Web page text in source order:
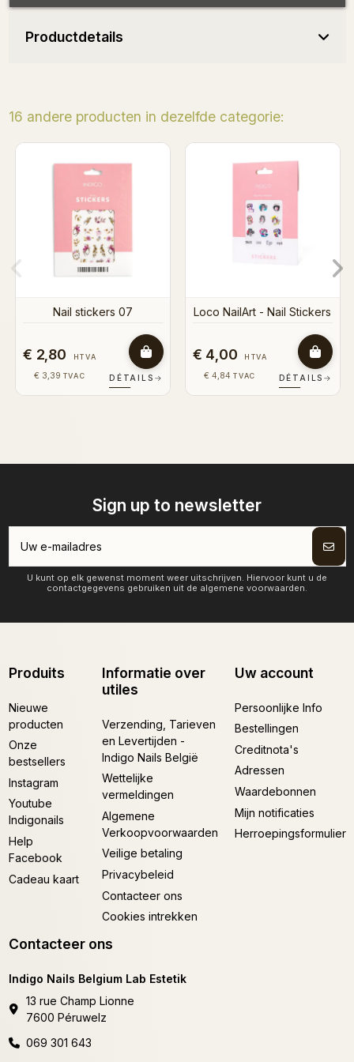
Productdetails
16 andere producten in dezelfde categorie:
Loco NailArt - Nail Stickers
€ 4,00 HTVA
€ 4,84 TVAC DÉTAILS →
Love 02 - Nail Stickers
€ 4,00 HTVA
€ 4,84 TVAC DÉTAILS →
Sign up to newsletter
U kunt op elk gewenst moment weer uitschrijven. Hiervoor kunt u de
contactgegevens gebruiken uit de algemene voorwaarden.
Produits
Nieuwe
producten
Onze
bestsellers
Instagram
Youtube
Indigonails
Help
Facebook
Cadeau kaart
Informatie over
utiles
Verzending, Tarieven
en Levertijden -
Indigo Nails België
Wettelijke
vermeldingen
Algemene
Verkoopvoorwaarden
Veilige betaling
Privacybeleid
Contacteer ons
Cookies intrekken
Uw account
Persoonlijke Info
Bestellingen
Creditnota's
Adressen
Waardebonnen
Mijn notificaties
Herroepingsformulier
Contacteer ons
Indigo Nails Belgium Lab Estetik
13 rue Champ Lionne
7600 Péruwelz
069 301 643